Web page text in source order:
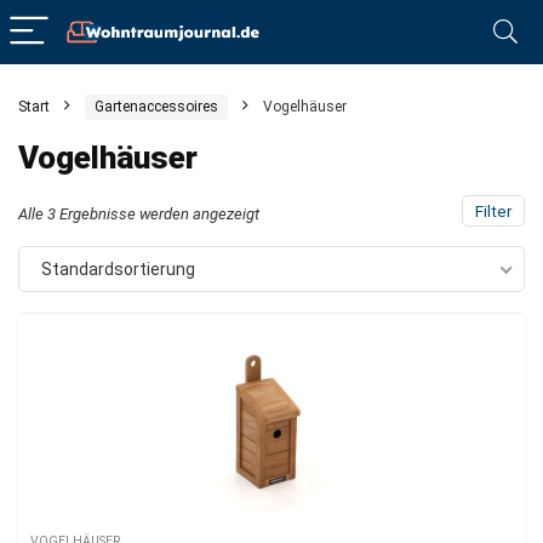
Start Gartenaccessoires Vogelhäuser
Vogelhäuser
Filter
Alle 3 Ergebnisse werden angezeigt
Standardsortierung